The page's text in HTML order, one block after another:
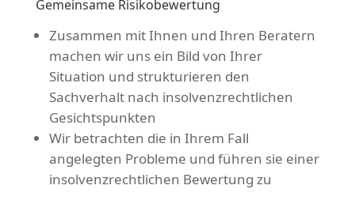
Gemeinsame Risikobewertung
Zusammen mit Ihnen und Ihren Beratern
machen wir uns ein Bild von Ihrer
Situation und strukturieren den
Sachverhalt nach insolvenzrechtlichen
Gesichtspunkten
Wir betrachten die in Ihrem Fall
angelegten Probleme und führen sie einer
insolvenzrechtlichen Bewertung zu